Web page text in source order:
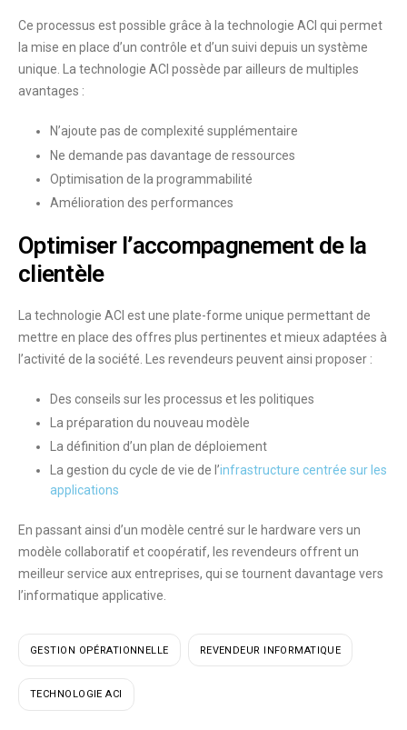
Ce processus est possible grâce à la technologie ACI qui permet
la mise en place d’un contrôle et d’un suivi depuis un système
unique. La technologie ACI possède par ailleurs de multiples
avantages :
N’ajoute pas de complexité supplémentaire
Ne demande pas davantage de ressources
Optimisation de la programmabilité
Amélioration des performances
Optimiser l’accompagnement de la
clientèle
La technologie ACI est une plate-forme unique permettant de
mettre en place des offres plus pertinentes et mieux adaptées à
l’activité de la société . Les revendeurs peuvent ainsi proposer :
Des conseils sur les processus et les politiques
La préparation du nouveau modèle
La définition d’un plan de déploiement
La gestion du cycle de vie de l’infrastructure centrée sur les
applications
En passant ainsi d’un modèle centré sur le hardware vers un
modèle collaboratif et coopératif, les revendeurs offrent un
meilleur service aux entreprises, qui se tournent davantage vers
l’informatique applicative.
GESTION OPÉRATIONNELLE REVENDEUR INFORMATIQUE
TECHNOLOGIE ACI